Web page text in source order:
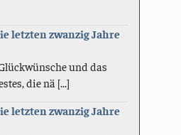
letzten zwanzig Jahre
und das
die nä [...]
letzten zwanzig Jahre